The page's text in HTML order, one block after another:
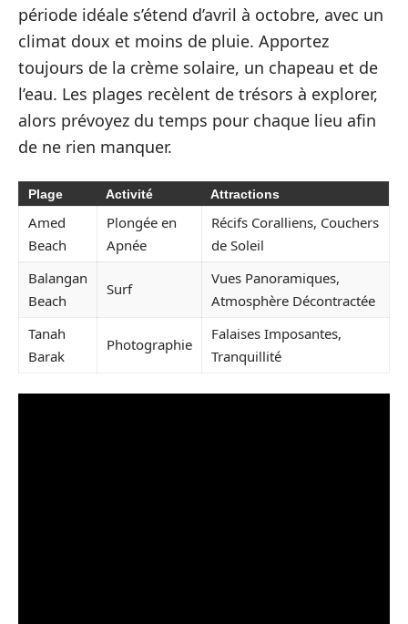
période idéale s’étend d’avril à octobre, avec un
climat doux et moins de pluie. Apportez
toujours de la crème solaire, un chapeau et de
l’eau. Les plages recèlent de trésors à explorer,
alors prévoyez du temps pour chaque lieu afin
de ne rien manquer.
Plage Activité Attractions
Amed
Beach
Plongée en
Apnée
Récifs Coralliens, Couchers
de Soleil
Balangan
Beach
Surf
Vues Panoramiques,
Atmosphère Décontractée
Tanah
Barak
Photographie
Falaises Imposantes,
Tranquillité